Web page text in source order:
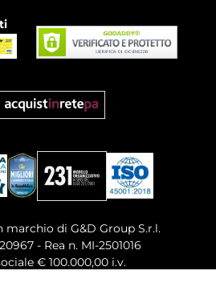
marchio di G&D Group S.r.l.
- Rea n. MI-2501016
€ 100.000,00 i.v.